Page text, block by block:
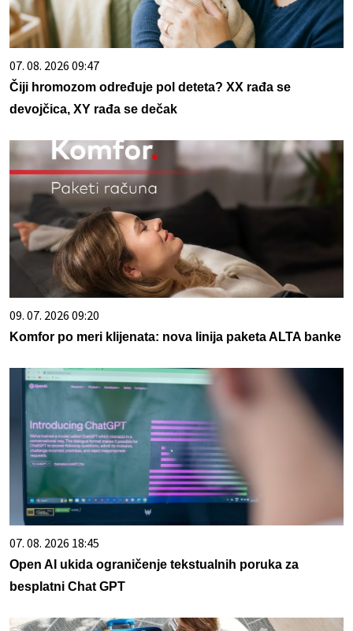
07. 08. 2026 09:47
Čiji hromozom određuje pol deteta? XX rađa se
devojčica, XY rađa se dečak
09. 07. 2026 09:20
Komfor po meri klijenata: nova linija paketa ALTA banke
07. 08. 2026 18:45
Open AI ukida ograničenje tekstualnih poruka za
besplatni Chat GPT